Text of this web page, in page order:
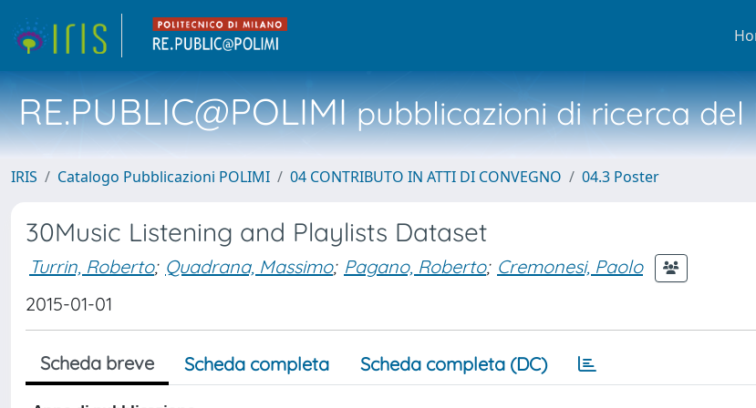
RE.PUBLIC@POLIMIpubblicazioni di ricerca del
IRIS Catalogo Pubblicazioni POLIMI 04 CONTRIBUTO IN ATTI DI CONVEGNO 04.3 Poster
30Music Listening and Playlists Dataset
Turrin, Roberto; Quadrana, Massimo; Pagano, Roberto; Cremonesi, Paolo
2015-01-01
Scheda breve Scheda completa Scheda completa (DC)